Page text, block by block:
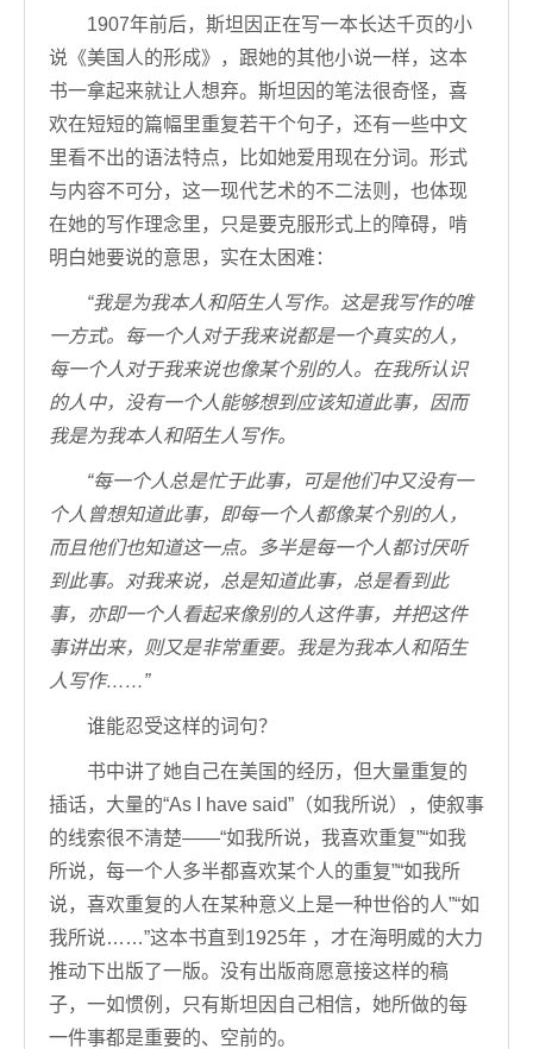
1907年前后，斯坦因正在写一本长达千页的小
说《美国人的形成》，跟她的其他小说一样，这本
书一拿起来就让人想弃。斯坦因的笔法很奇怪，喜
欢在短短的篇幅里重复若干个句子，还有一些中文
里看不出的语法特点，比如她爱用现在分词。形式
与内容不可分，这一现代艺术的不二法则，也体现
在她的写作理念里，只是要克服形式上的障碍，啃
明白她要说的意思，实在太困难：
“我是为我本人和陌生人写作。这是我写作的唯
一方式。每一个人对于我来说都是一个真实的人，
每一个人对于我来说也像某个别的人。在我所认识
的人中，没有一个人能够想到应该知道此事，因而
我是为我本人和陌生人写作。
“每一个人总是忙于此事，可是他们中又没有一
个人曾想知道此事，即每一个人都像某个别的人，
而且他们也知道这一点。多半是每一个人都讨厌听
到此事。对我来说，总是知道此事，总是看到此
事，亦即一个人看起来像别的人这件事，并把这件
事讲出来，则又是非常重要。我是为我本人和陌生
人写作……”
谁能忍受这样的词句？
书中讲了她自己在美国的经历，但大量重复的
插话，大量的“As I have said”（如我所说），使叙事
的线索很不清楚——“如我所说，我喜欢重复”“如我
所说，每一个人多半都喜欢某个人的重复”“如我所
说，喜欢重复的人在某种意义上是一种世俗的人”“如
我所说……”这本书直到1925年 ，才在海明威的大力
推动下出版了一版。没有出版商愿意接这样的稿
子，一如惯例，只有斯坦因自己相信，她所做的每
一件事都是重要的、空前的。